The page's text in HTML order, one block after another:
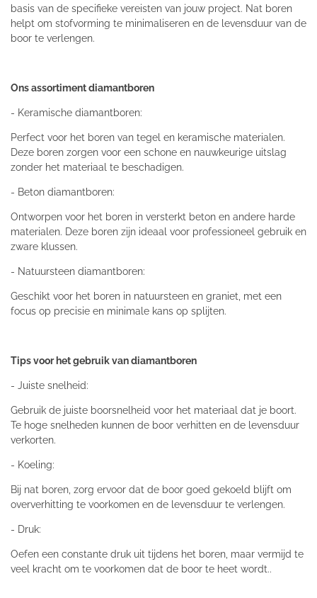
basis van de specifieke vereisten van jouw project. Nat boren
helpt om stofvorming te minimaliseren en de levensduur van de
boor te verlengen.
Ons assortiment diamantboren
- Keramische diamantboren:
Perfect voor het boren van tegel en keramische materialen.
Deze boren zorgen voor een schone en nauwkeurige uitslag
zonder het materiaal te beschadigen.
- Beton diamantboren:
Ontworpen voor het boren in versterkt beton en andere harde
materialen. Deze boren zijn ideaal voor professioneel gebruik en
zware klussen.
- Natuursteen diamantboren:
Geschikt voor het boren in natuursteen en graniet, met een
focus op precisie en minimale kans op splijten.
Tips voor het gebruik van diamantboren
- Juiste snelheid:
Gebruik de juiste boorsnelheid voor het materiaal dat je boort.
Te hoge snelheden kunnen de boor verhitten en de levensduur
verkorten.
- Koeling:
Bij nat boren, zorg ervoor dat de boor goed gekoeld blijft om
oververhitting te voorkomen en de levensduur te verlengen.
- Druk:
Oefen een constante druk uit tijdens het boren, maar vermijd te
veel kracht om te voorkomen dat de boor te heet wordt..